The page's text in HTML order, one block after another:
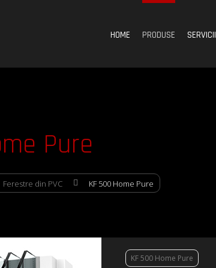
HOME PRODUSE SERVICII
Pure
Ferestre din PVC KF 500 Home Pure
KF 500 Home Pure